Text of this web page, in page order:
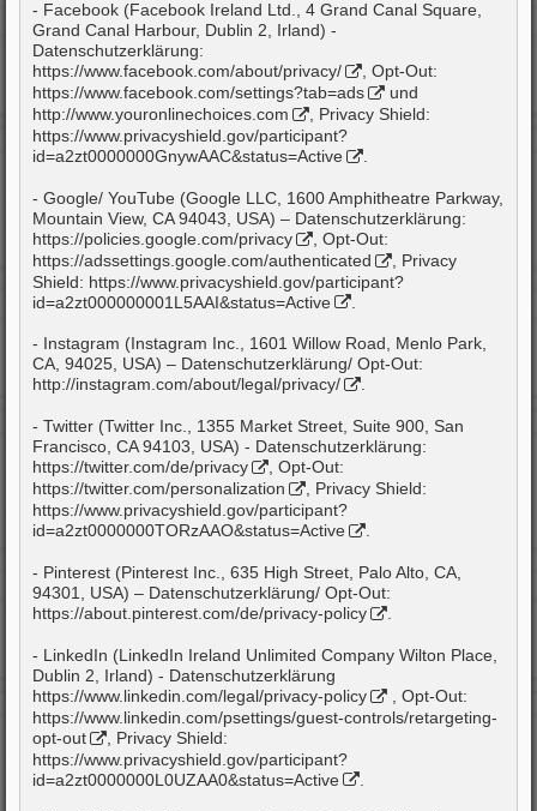
- Facebook (Facebook Ireland Ltd., 4 Grand Canal Square,
Grand Canal Harbour, Dublin 2, Irland) -
Datenschutzerklärung:
https://www.facebook.com/about/privacy/
, Opt-Out:
https://www.facebook.com/settings?tab=ads
und
http://www.youronlinechoices.com
, Privacy Shield:
https://www.privacyshield.gov/participant?
id=a2zt0000000GnywAAC&status=Active
- Google/ YouTube (Google LLC, 1600 Amphitheatre Parkway,
Mountain View, CA 94043, USA) – Datenschutzerklärung:
https://policies.google.com/privacy
, Opt-Out:
https://adssettings.google.com/authenticated
, Privacy
Shield: https://www.privacyshield.gov/participant?
id=a2zt000000001L5AAI&status=Active
- Instagram (Instagram Inc., 1601 Willow Road, Menlo Park,
CA, 94025, USA) – Datenschutzerklärung/ Opt-Out:
http://instagram.com/about/legal/privacy/
.
- Twitter (Twitter Inc., 1355 Market Street, Suite 900, San
Francisco, CA 94103, USA) - Datenschutzerklärung:
https://twitter.com/de/privacy
, Opt-Out:
https://twitter.com/personalization
, Privacy Shield:
https://www.privacyshield.gov/participant?
id=a2zt0000000TORzAAO&status=Active
.
- Pinterest (Pinterest Inc., 635 High Street, Palo Alto, CA,
94301, USA) – Datenschutzerklärung/ Opt-Out:
https://about.pinterest.com/de/privacy-policy
- LinkedIn (LinkedIn Ireland Unlimited Company Wilton Place,
Dublin 2, Irland) - Datenschutzerklärung
https://www.linkedin.com/legal/privacy-policy
, Opt-Out:
https://www.linkedin.com/psettings/guest-controls/retargeting-
opt-out
, Privacy Shield:
https://www.privacyshield.gov/participant?
id=a2zt0000000L0UZAA0&status=Active